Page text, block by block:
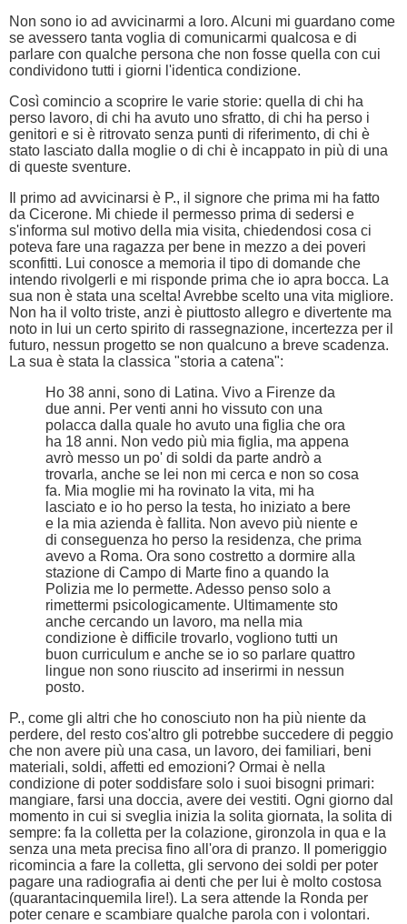
Non sono io ad avvicinarmi a loro. Alcuni mi guardano come
se avessero tanta voglia di comunicarmi qualcosa e di
parlare con qualche persona che non fosse quella con cui
condividono tutti i giorni l'identica condizione.
Così comincio a scoprire le varie storie: quella di chi ha
perso lavoro, di chi ha avuto uno sfratto, di chi ha perso i
genitori e si è ritrovato senza punti di riferimento, di chi è
stato lasciato dalla moglie o di chi è incappato in più di una
di queste sventure.
Il primo ad avvicinarsi è P., il signore che prima mi ha fatto
da Cicerone. Mi chiede il permesso prima di sedersi e
s'informa sul motivo della mia visita, chiedendosi cosa ci
poteva fare una ragazza per bene in mezzo a dei poveri
sconfitti. Lui conosce a memoria il tipo di domande che
intendo rivolgerli e mi risponde prima che io apra bocca. La
sua non è stata una scelta! Avrebbe scelto una vita migliore.
Non ha il volto triste, anzi è piuttosto allegro e divertente ma
noto in lui un certo spirito di rassegnazione, incertezza per il
futuro, nessun progetto se non qualcuno a breve scadenza.
La sua è stata la classica "storia a catena":
Ho 38 anni, sono di Latina. Vivo a Firenze da
due anni. Per venti anni ho vissuto con una
polacca dalla quale ho avuto una figlia che ora
ha 18 anni. Non vedo più mia figlia, ma appena
avrò messo un po' di soldi da parte andrò a
trovarla, anche se lei non mi cerca e non so cosa
fa. Mia moglie mi ha rovinato la vita, mi ha
lasciato e io ho perso la testa, ho iniziato a bere
e la mia azienda è fallita. Non avevo più niente e
di conseguenza ho perso la residenza, che prima
avevo a Roma. Ora sono costretto a dormire alla
stazione di Campo di Marte fino a quando la
Polizia me lo permette. Adesso penso solo a
rimettermi psicologicamente. Ultimamente sto
anche cercando un lavoro, ma nella mia
condizione è difficile trovarlo, vogliono tutti un
buon curriculum e anche se io so parlare quattro
lingue non sono riuscito ad inserirmi in nessun
posto.
P., come gli altri che ho conosciuto non ha più niente da
perdere, del resto cos'altro gli potrebbe succedere di peggio
che non avere più una casa, un lavoro, dei familiari, beni
materiali, soldi, affetti ed emozioni? Ormai è nella
condizione di poter soddisfare solo i suoi bisogni primari:
mangiare, farsi una doccia, avere dei vestiti. Ogni giorno dal
momento in cui si sveglia inizia la solita giornata, la solita di
sempre: fa la colletta per la colazione, gironzola in qua e la
senza una meta precisa fino all'ora di pranzo. Il pomeriggio
ricomincia a fare la colletta, gli servono dei soldi per poter
pagare una radiografia ai denti che per lui è molto costosa
(quarantacinquemila lire!). La sera attende la Ronda per
poter cenare e scambiare qualche parola con i volontari.